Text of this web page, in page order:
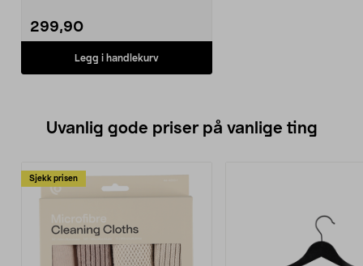
299,90
Legg i handlekurv
Uvanlig gode priser på vanlige ting
Sjekk prisen